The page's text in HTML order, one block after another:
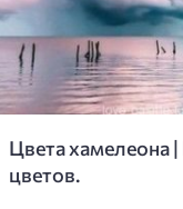
Цвета хамелеона
цветов.